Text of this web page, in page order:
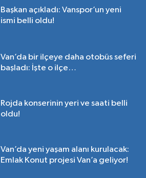
Başkan açıkladı: Vanspor’un yeni
ismi belli oldu!
Van’da bir ilçeye daha otobüs seferi
başladı: İşte o ilçe…
Rojda konserinin yeri ve saati belli
oldu!
Van’da yeni yaşam alanı kurulacak:
Emlak Konut projesi Van’a geliyor!